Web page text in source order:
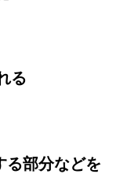
る
る部分などを